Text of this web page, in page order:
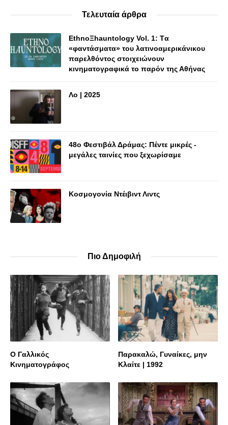
Τελευταία άρθρα
EthnoΞhauntology Vol. 1: Tα
«φαντάσματα» του λατινοαμερικάνικου
παρελθόντος στοιχειώνουν
κινηματογραφικά το παρόν της Αθήνας
Λο | 2025
48o Φεστιβάλ Δράμας: Πέντε μικρές -
μεγάλες ταινίες που ξεχωρίσαμε
Κοσμογονία Ντέιβιντ Λιντς
Πιο Δημοφιλή
Ο Γαλλικός
Κινηματογράφος
Παρακαλώ, Γυναίκες, μην
Κλαίτε | 1992